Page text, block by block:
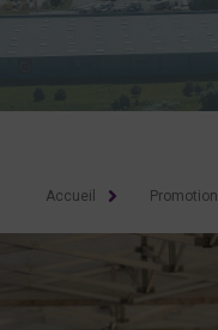
Accueil Promotion